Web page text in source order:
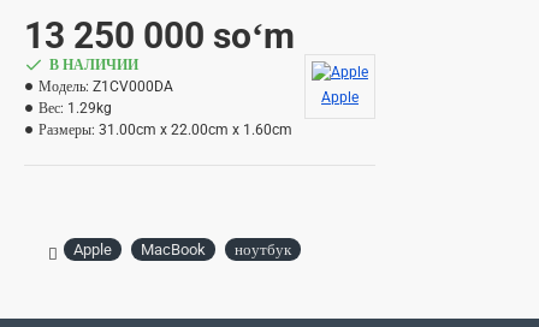
13 250 000 soʻm
В НАЛИЧИИ
Модель: Z1CV000DA
Вес: 1.29kg
Размеры: 31.00cm x 22.00cm x 1.60cm
Apple
Apple MacBook ноутбук